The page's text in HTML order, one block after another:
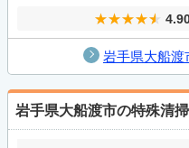
岩手県大船渡
岩手県大船渡市の特殊清